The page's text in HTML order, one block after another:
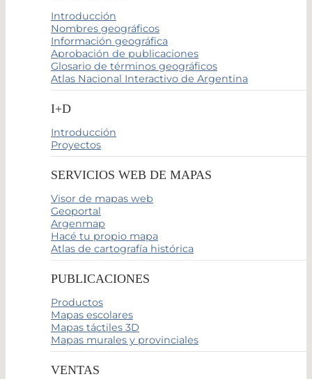
Introducción
Nombres geográficos
Información geográfica
Aprobación de publicaciones
Glosario de términos geográficos
Atlas Nacional Interactivo de Argentina
I+D
Introducción
Proyectos
SERVICIOS WEB DE MAPAS
Visor de mapas web
Geoportal
Argenmap
Hacé tu propio mapa
Atlas de cartografía histórica
PUBLICACIONES
Productos
Mapas escolares
Mapas táctiles 3D
Mapas murales y provinciales
VENTAS